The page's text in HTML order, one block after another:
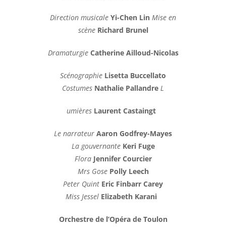
Direction musicale Yi-Chen Lin Mise en
scène Richard Brunel
DramaturgieCatherine Ailloud-Nicolas
Scénographie Lisetta Buccellato
Costumes Nathalie Pallandre L
umières Laurent Castaingt
Le narrateur Aaron Godfrey-Mayes
La gouvernante Keri Fuge
FloraJennifer Courcier
Mrs Gose Polly Leech
Peter Quint Eric Finbarr Carey
Miss JesselElizabeth Karani
Orchestre de l’Opéra de Toulon